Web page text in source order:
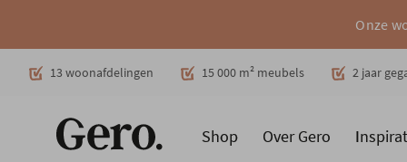
Onze
13 woonafdelingen 15 000 m² meubels 2 jaar
Shop Over Gero
Promoties Producten Cadeaubon Woonstijlen